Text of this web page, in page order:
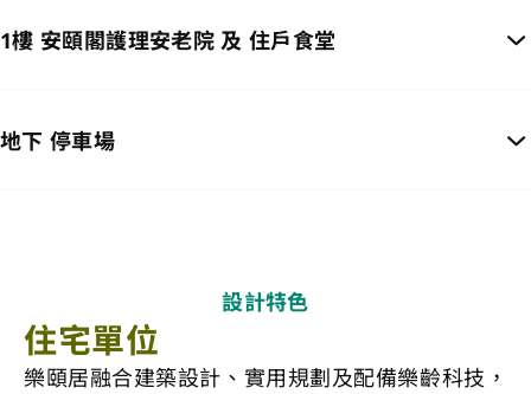
1樓 安頤閣護理安老院 及 住戶食堂
地下 停車場
設計特色
住宅單位
樂頤居融合建築設計、實用規劃及配備樂齡科技，